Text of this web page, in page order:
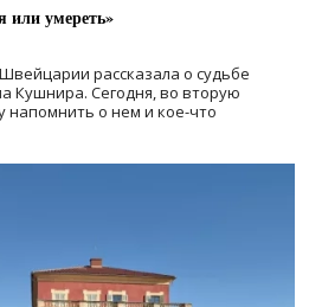
или умереть»
рассказала о судьбе
Кушнира. Сегодня, во вторую
напомнить о нем и кое-что